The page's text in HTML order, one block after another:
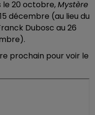
le 20 octobre,Mystère
décembre (au lieu du
Dubosc au 26
prochain pour voir le